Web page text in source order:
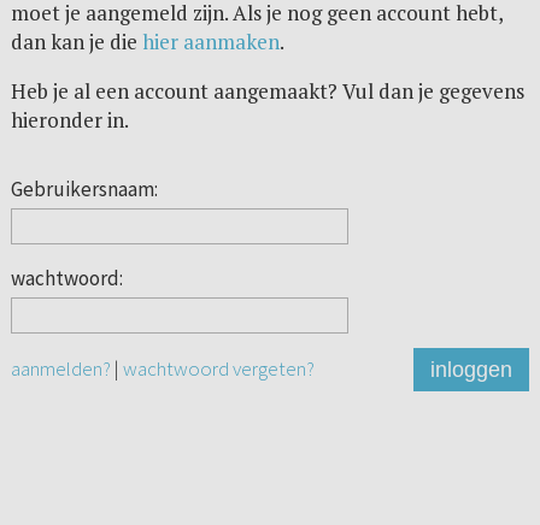
moet je aangemeld zijn. Als je nog geen account hebt,
dan kan je die hier aanmaken.
Heb je al een account aangemaakt? Vul dan je gegevens
hieronder in.
Gebruikersnaam:
wachtwoord:
aanmelden? | wachtwoord vergeten? inloggen